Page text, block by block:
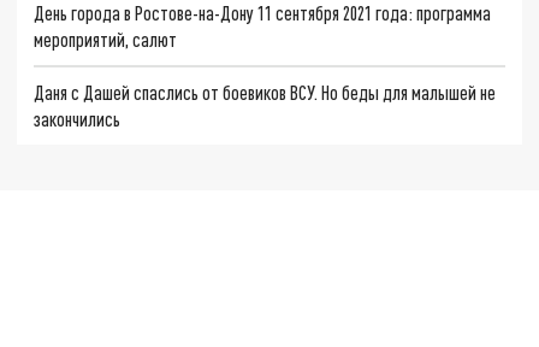
День города в Ростове-на-Дону 11 сентября 2021 года: программа
мероприятий, салют
Даня с Дашей спаслись от боевиков ВСУ. Но беды для малышей не
закончились